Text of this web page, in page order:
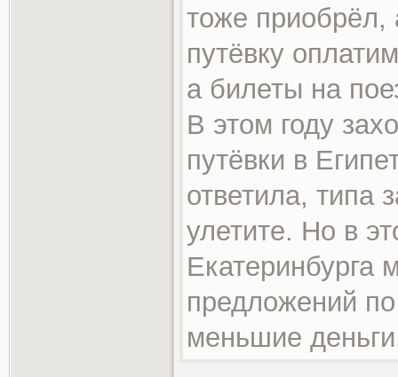
тоже приобрёл,
путёвку
а билеты на
В этом году
путёвки в
ответила, типа
улетите. Но в
предложений
меньшие